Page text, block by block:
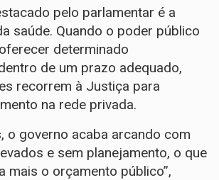
pelo parlamentar é a
saúde. Quando o poder público
determinado
de um prazo adequado,
recorrem à Justiça para
na rede privada.
o governo acaba arcando com
e sem planejamento, o que
mais o orçamento público”,